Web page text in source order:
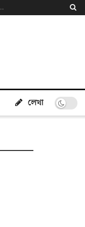
লেখা